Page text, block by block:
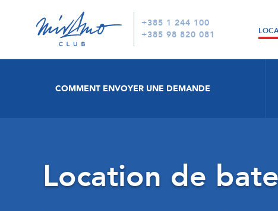
+385 1 244 100
+385 98 820 081
COMMENT ENVOYER UNE DEMANDE
Location de